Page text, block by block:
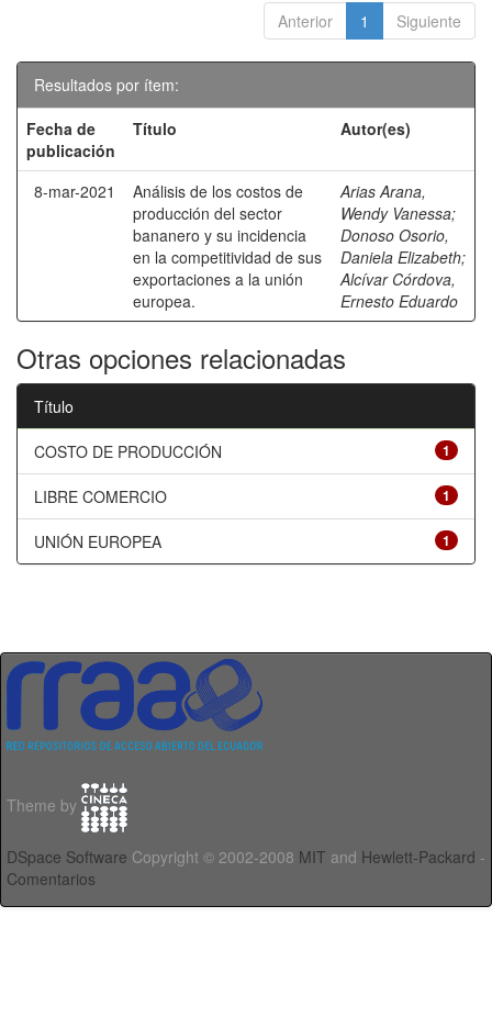
Anterior 1 Siguiente
Resultados por ítem:
Fecha de
publicación
Título Autor(es)
8-mar-2021
Análisis de los costos de
producción del sector
bananero y su incidencia
en la competitividad de sus
exportaciones a la unión
europea.
Arias Arana,
Wendy Vanessa;
Donoso Osorio,
Daniela Elizabeth;
Alcívar Córdova,
Ernesto Eduardo
Otras opciones relacionadas
Título
1
COSTO DE PRODUCCIÓN
1
LIBRE COMERCIO
1
UNIÓN EUROPEA
Theme by
DSpace Software Copyright © 2002-2008 MIT and Hewlett-Packard -
Comentarios